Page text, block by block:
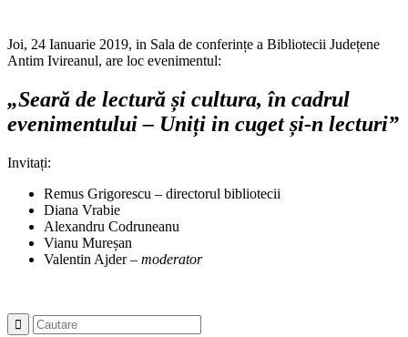
Joi, 24 Ianuarie 2019, in Sala de conferințe a Bibliotecii Județene
Antim Ivireanul, are loc evenimentul:
„Seară de lectură și cultura, în cadrul
evenimentului – Uniți in cuget și-n lecturi”
Invitați:
Remus Grigorescu – directorul bibliotecii
Diana Vrabie
Alexandru Codruneanu
Vianu Mureșan
Valentin Ajder – moderator